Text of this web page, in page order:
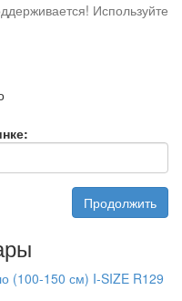
Используйте
Продолжить